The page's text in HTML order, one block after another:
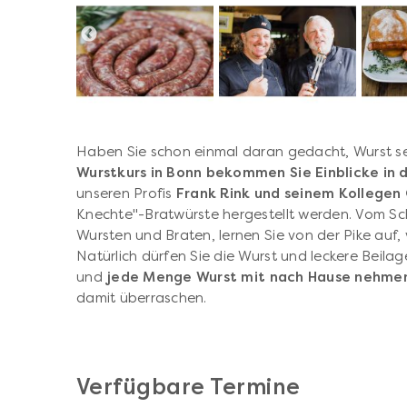
Haben Sie schon einmal daran gedacht, Wurst
Wurstkurs in Bonn bekommen Sie Einblicke in
unseren Profis Frank Rink und seinem Kollegen
Knechte"-Bratwürste hergestellt werden. Vom
Wursten und Braten, lernen Sie von der Pike auf,
Natürlich dürfen Sie die Wurst und leckere
und jede Menge Wurst mit nach Hause
damit überraschen.
Verfügbare Termine